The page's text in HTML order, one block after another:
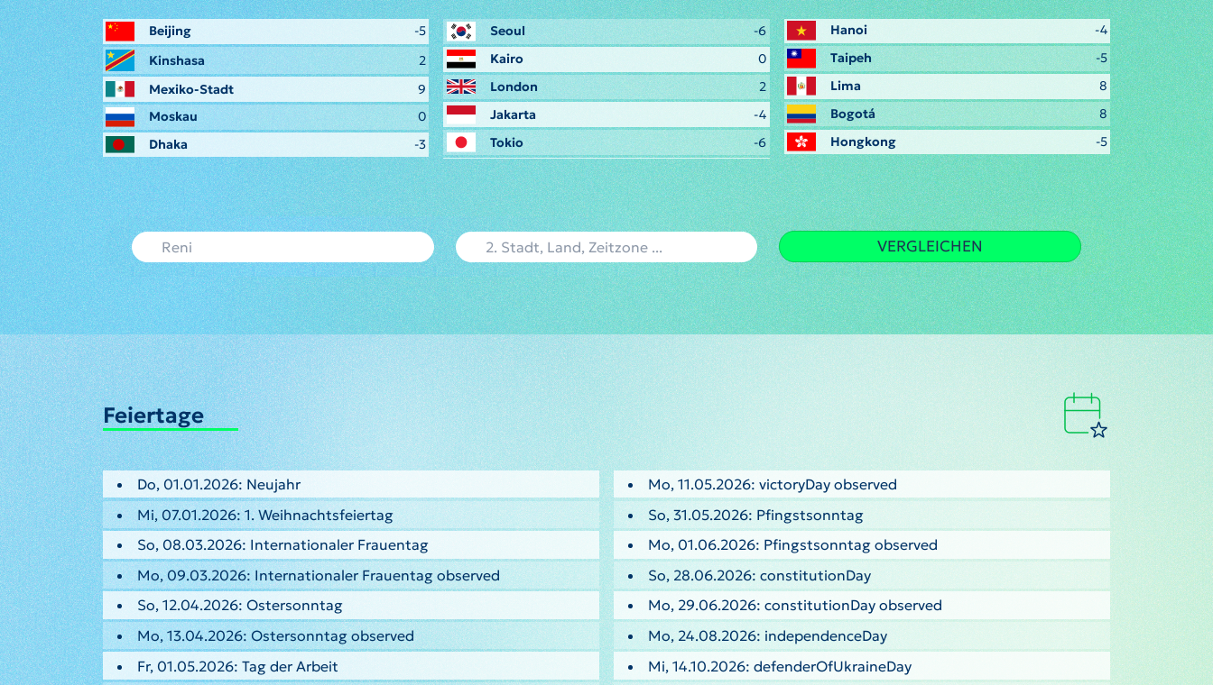
Beijing
-5
Kinshasa
2
Mexiko-Stadt
9
Moskau
0
Dhaka
-3
Seoul
-6
Kairo
0
London
2
Jakarta
-4
Tokio
-6
Hanoi
-4
Taipeh
-5
Lima
8
Bogotá
8
Hongkong
-5
VERGLEICHEN
Feiertage
Do, 01.01.2026: Neujahr
Mi, 07.01.2026: 1. Weihnachtsfeiertag
So, 08.03.2026: Internationaler Frauentag
Mo, 09.03.2026: Internationaler Frauentag observed
So, 12.04.2026: Ostersonntag
Mo, 13.04.2026: Ostersonntag observed
Fr, 01.05.2026: Tag der Arbeit
Mo, 11.05.2026: victoryDay observed
So, 31.05.2026: Pfingstsonntag
Mo, 01.06.2026: Pfingstsonntag observed
So, 28.06.2026: constitutionDay
Mo, 29.06.2026: constitutionDay observed
Mo, 24.08.2026: independenceDay
Mi, 14.10.2026: defenderOfUkraineDay